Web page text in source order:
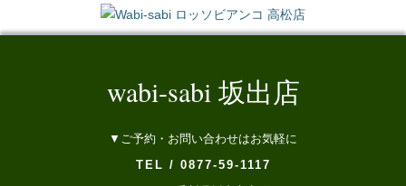
wabi-sabi 坂出店
▼ご予約・お問い合わせはお気軽に
TEL / 0877-59-1117